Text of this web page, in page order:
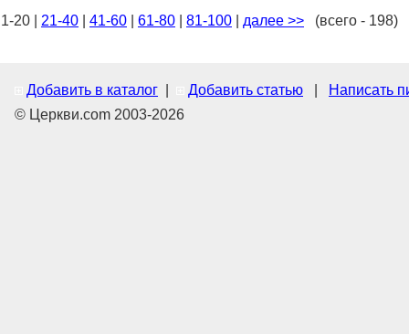
1-20 | 21-40 41-60 61-80 81-100 далее >> (всего - 198)
Добавить в каталог Добавить статью
Написать
© Церкви.com 2003-2026